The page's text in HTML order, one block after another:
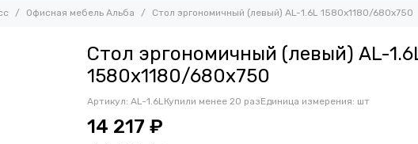
Офисная мебель Альба Стол эргономичный (левый) AL-1.6L 1580х1180/680х750
Стол эргономичный (левый) AL-
1580х1180/680х750
Артикул: AL-1.6LКупили менее 20 разЕдиница измерения: шт
14 217 ₽